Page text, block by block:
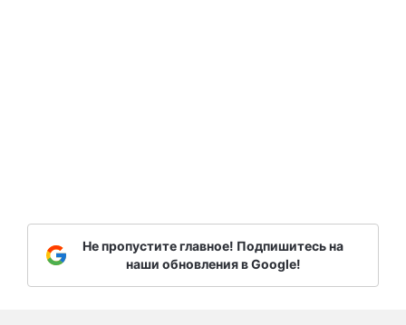
Не пропустите главное! Подпишитесь на
наши обновления в Google!